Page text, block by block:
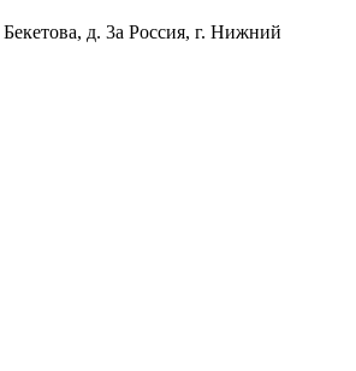
Бекетова, д. 3а Россия, г. Нижний